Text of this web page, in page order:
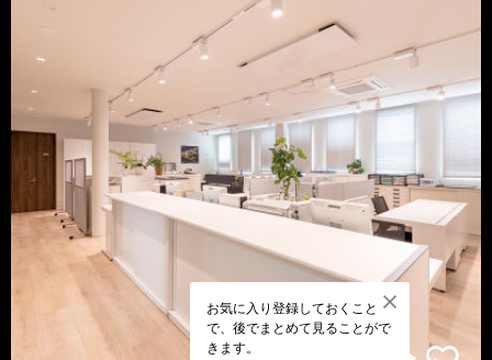
お気に入り登録しておくこと
で、後でまとめて見ることがで
きます。